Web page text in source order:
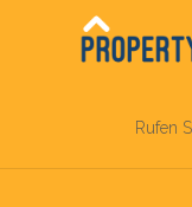
Rufen